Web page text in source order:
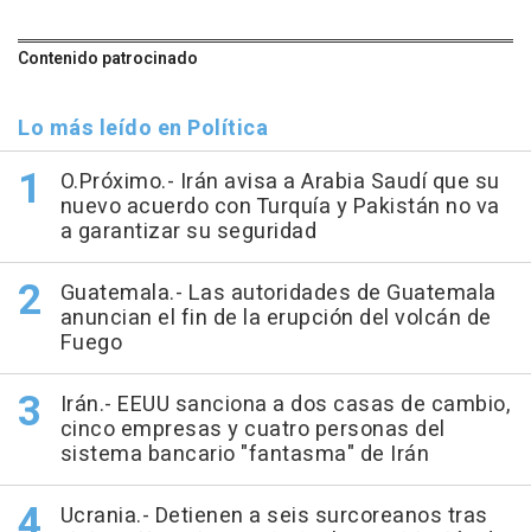
Contenido patrocinado
Lo más leído en Política
O.Próximo.- Irán avisa a Arabia Saudí que su
nuevo acuerdo con Turquía y Pakistán no va
a garantizar su seguridad
Guatemala.- Las autoridades de Guatemala
anuncian el fin de la erupción del volcán de
Fuego
Irán.- EEUU sanciona a dos casas de cambio,
cinco empresas y cuatro personas del
sistema bancario "fantasma" de Irán
Ucrania.- Detienen a seis surcoreanos tras